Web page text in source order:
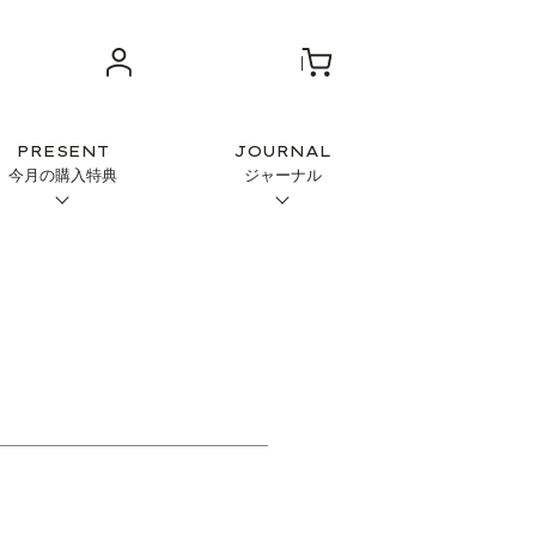
PRESENT
今月の購入特典
JOURNAL
ジャーナル